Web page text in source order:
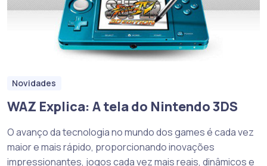
Novidades
WAZ Explica: A tela do Nintendo 3DS
O avanço da tecnologia no mundo dos games é cada vez
maior e mais rápido, proporcionando inovações
impressionantes, jogos cada vez mais reais, dinâmicos e